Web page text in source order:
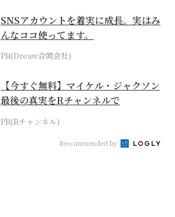
SNSアカウントを着実に成長。実はみ
んなココ使ってます。
PR(Dreaw合同会社)
【今すぐ無料】マイケル・ジャクソン
最後の真実をRチャンネルで
PR(Rチャンネル)
Recommended by